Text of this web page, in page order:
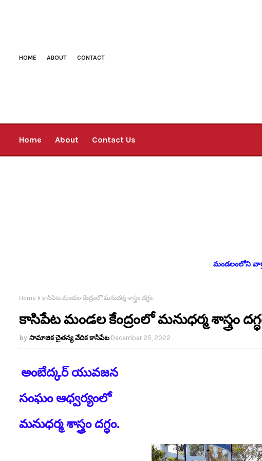
HOME ABOUT CONTACT
Home About Contact Us
మండలంలోని
Home కాసిపేట మండల కేంద్రంలో మనుధర్మ శాస్త్రం దగ్ధం.
కాసిపేట మండల కేంద్రంలో మనుధర్మ శాస్త్రం
సామాజిక చైతన్య వేదిక కాసిపేట December 25, 2022
అంబేద్కర్ యువజన
సంఘం ఆధ్వర్యంలో
మనుధర్మ శాస్త్రం దగ్ధం.